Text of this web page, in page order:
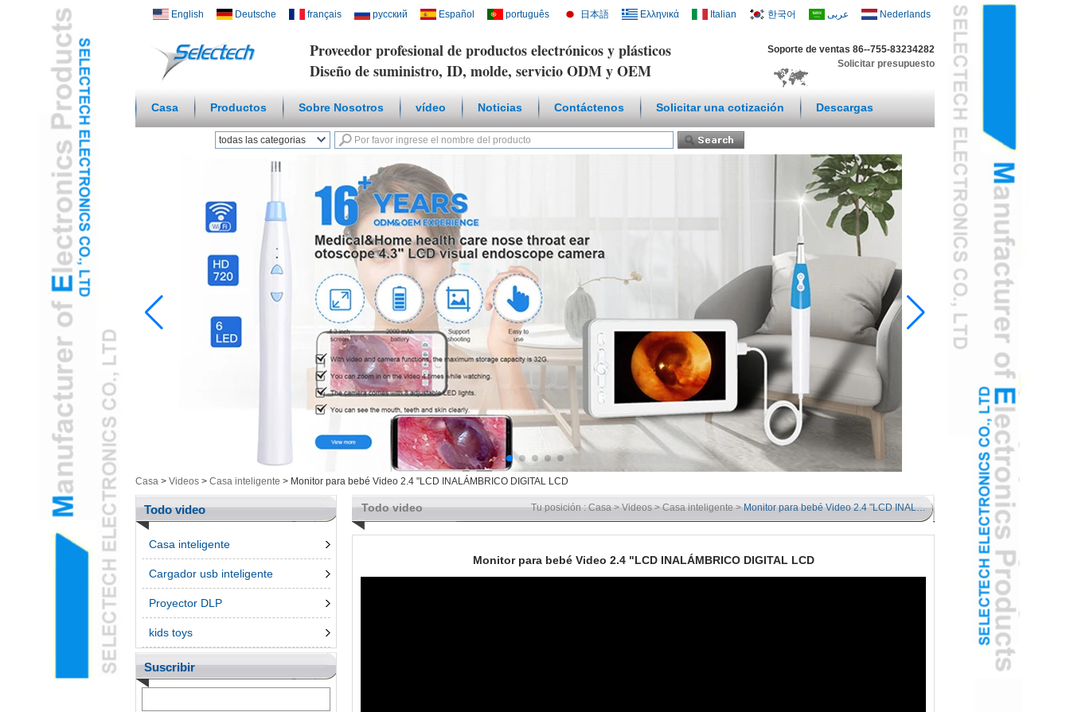
Proveedor profesional de productos electrónicos y plásticos
Diseño de suministro, ID, molde, servicio ODM y OEM
Soporte de ventas 86--755-83234282
Solicitar presupuesto
English Deutsche français русский Español português 日本語 Ελληνικά Italian 한국어 عربى Nederlands
Casa Productos Sobre Nosotros vídeo Noticias Contáctenos Solicitar una cotización Descargas
todas las categorias
Hogar inteligente
inalámbricoL
redL
Placa Multi Media /
Temperatura Humedad
SensorL
Microscopio Digital /
Adaptador De ViajeL
Concentrador USB3.0L
Salud / Cosmética Cam
Electrónica inteligenteL
Productos UngroupedL
bolígrafo 3dL
Accessroies TeléfonoL
Casa > Videos > Casa inteligente > Monitor para bebé Video 2.4 "LCD INALÁMBRICO DIGITAL LCD
Todo video
Casa inteligente
Cargador usb inteligente
Proyector DLP
kids toys
Suscribir
Todo video Tu posición :Casa>Videos>Casa inteligente> Monitor para bebé Video 2.4 "LCD INALÁMBRICO DIGITAL LCD
Monitor para bebé Video 2.4 "LCD INALÁMBRICO DIGITAL LCD